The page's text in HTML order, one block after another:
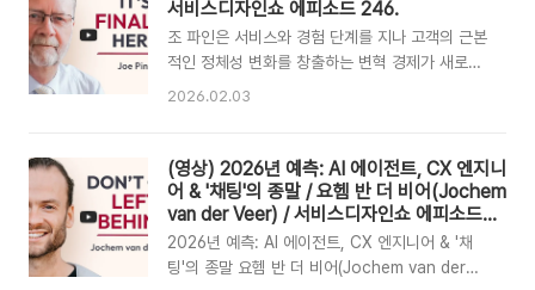
비즈니스 언어로 치환하여 설득하는 실용주의적
관점을 제시한다. 이들은 서비스디자인이 조직 내
신뢰와 관계를 관리하는 '느린 농사'와 같은 장기
자인의 정당성은 디자이너가 스스로 가치를 증명
계하느냐에 달려 있다. Sticky Notes vs.
Software and The Fight for Our
Legitimacy Inside ..
서비스디자인쇼 에피소드 246.
조 파인은 서비스와 경험 단계를 지나 고객의 근본
적인 정체성 변화를 창출하는 변혁 경제가 새로운
경제적 가치의 정점임을 설명합니다. 변혁은 고객
체계적으로 안내하는 가이드 역할을 수행해야 합
니다. 이러한 비즈니스 모델에서는 고객이 실제로
달성한 성과와 결과에 비용을 청구함으로써 경제
적 가치를 극대화하게 됩니다.경험 경제에서 변혁
경제로조 파인 / 에피소드 246. 서비스디자인쇼.
2026.02.03
(영상) 2026년 예측: AI 에이전트, CX 엔지니
어 & '채팅'의 종말 / 요헴 반 더 비어(Jochem
van der Veer) / 서비스디자인쇼 에피소드
#245
2026년 예측: AI 에이전트, CX 엔지니어 & '채
팅'의 종말 요헴 반 더 비어(Jochem van der